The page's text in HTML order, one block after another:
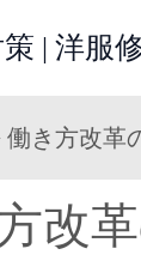
| 洋服
働き方改革
改